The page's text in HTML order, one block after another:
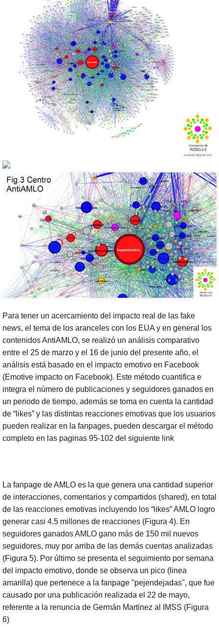
Para tener un acercamiento del impacto real de las fake
news, el tema de los aranceles con los EUA y en general los
contenidos AntiAMLO, se realizó un análisis comparativo
entre el 25 de marzo y el 16 de junio del presente año, el
análisis está basado en el impacto emotivo en Facebook
(Emotive impacto on Facebook). Este método cuantifica e
integra el número de publicaciones y seguidores ganados en
un periodo de tiempo, además se toma en cuenta la cantidad
de “likes” y las distintas reacciones emotivas que los usuarios
pueden realizar en la fanpages, pueden descargar el método
completo en las paginas 95-102 del siguiente link
La fanpage de AMLO es la que genera una cantidad superior
de interacciones, comentarios y compartidos (shared), en total
de las reacciones emotivas incluyendo los “likes” AMLO logro
generar casi 4.5 millones de reacciones (Figura 4). En
seguidores ganados AMLO gano más de 150 mil nuevos
seguidores, muy por arriba de las demás cuentas analizadas
(Figura 5). Por último se presenta el seguimiento por semana
del impacto emotivo, donde se observa un pico (linea
amarilla) que pertenece a la fanpage "pejendejadas", que fue
causado por una publicación realizada el 22 de mayo,
referente a la renuncia de Germán Martinez al IMSS (Figura
6)